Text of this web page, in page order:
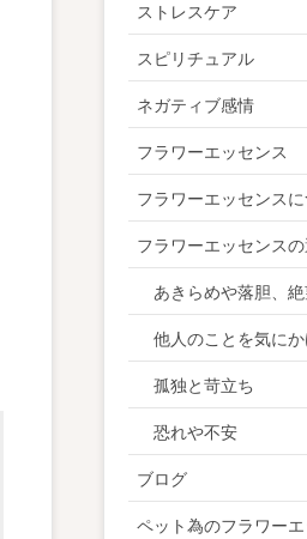
ストレスケア
スピリチュアル
ネガティブ感情
フラワーエッセンス
フラワーエッセンスに
フラワーエッセンス
あきらめや落胆、
他人のことを気に
孤独と苛立ち
恐れや不安
ブログ
ペット為のフラワー